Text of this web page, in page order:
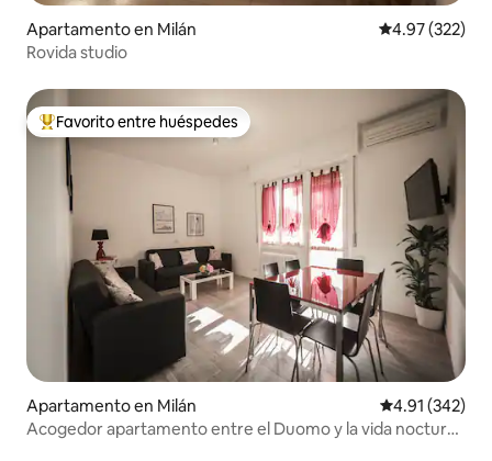
Apartamento en Milán Calificación
4.97 (322)
Rovida studio
Favorito entre huéspedes preferido
Favorito entre huéspedes
Apartamento en Milán Calificación
4.91 (342)
Acogedor apartamento entre el Duomo y la vida nocturna